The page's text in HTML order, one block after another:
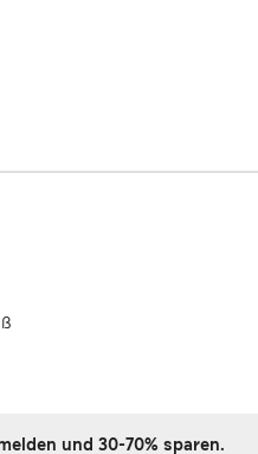
und 30-70% sparen.